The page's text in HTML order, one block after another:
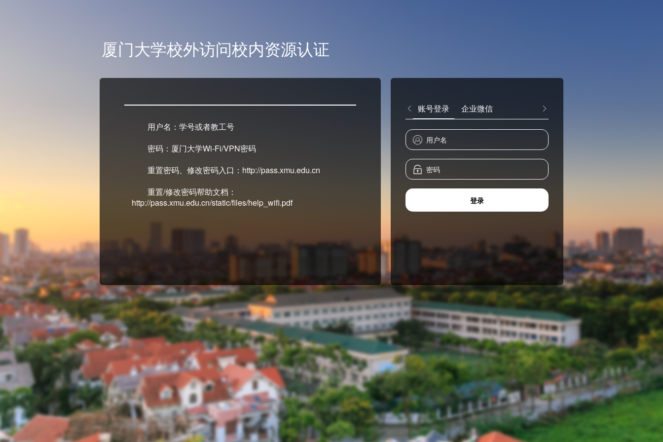
厦门大学校外访问校内资源认证
用户名：学号或者教工号
密码：厦门大学Wi-Fi/VPN密码
重置密码、修改密码入口：http://pass.xmu.edu.cn
重置/修改密码帮助文档：
http://pass.xmu.edu.cn/static/files/help_wifi.pdf
账号登录 企业微信
登录